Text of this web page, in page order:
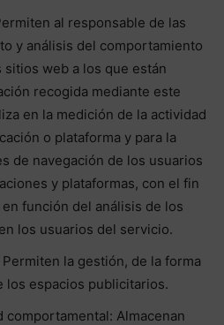
al responsable de las
y análisis del comportamiento
web a los que están
recogida mediante este
en la medición de la actividad
o plataforma y para la
de navegación de los usuarios
y plataformas, con el fin
función del análisis de los
los usuarios del servicio.
la gestión, de la forma
los espacios publicitarios.
comportamental: Almacenan